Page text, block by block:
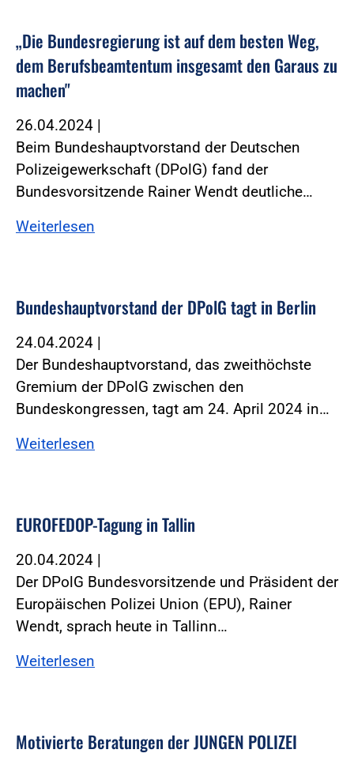
„Die Bundesregierung ist auf dem besten Weg,
dem Berufsbeamtentum insgesamt den Garaus zu
machen"
26.04.2024 |
Beim Bundeshauptvorstand der Deutschen
Polizeigewerkschaft (DPolG) fand der
Bundesvorsitzende Rainer Wendt deutliche…
Weiterlesen
Bundeshauptvorstand der DPolG tagt in Berlin
24.04.2024 |
Der Bundeshauptvorstand, das zweithöchste
Gremium der DPolG zwischen den
Bundeskongressen, tagt am 24. April 2024 in…
Weiterlesen
EUROFEDOP-Tagung in Tallin
20.04.2024 |
Der DPolG Bundesvorsitzende und Präsident der
Europäischen Polizei Union (EPU), Rainer
Wendt, sprach heute in Tallinn…
Weiterlesen
Motivierte Beratungen der JUNGEN POLIZEI